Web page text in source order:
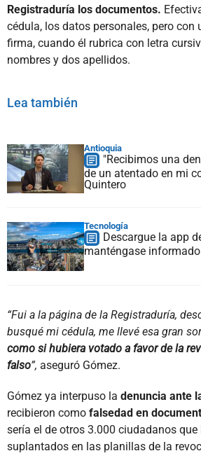
Registraduría los documentos.
cédula, los datos personales, pero con
firma, cuando él rubrica con letra
nombres y dos apellidos.
Lea también
Antioquia
"Recibimos una
de un atentado en mi
Quintero
Tecnología
Descargue la app
manténgase informado
“Fui a la página de la Registraduría,
busqué mi cédula, me llevé esa gran
como si hubiera votado a favor de la
falso”, aseguró Gómez.
Gómez ya interpuso la denuncia ante
recibieron como falsedad en
sería el de otros 3.000 ciudadanos
suplantados en las planillas de la